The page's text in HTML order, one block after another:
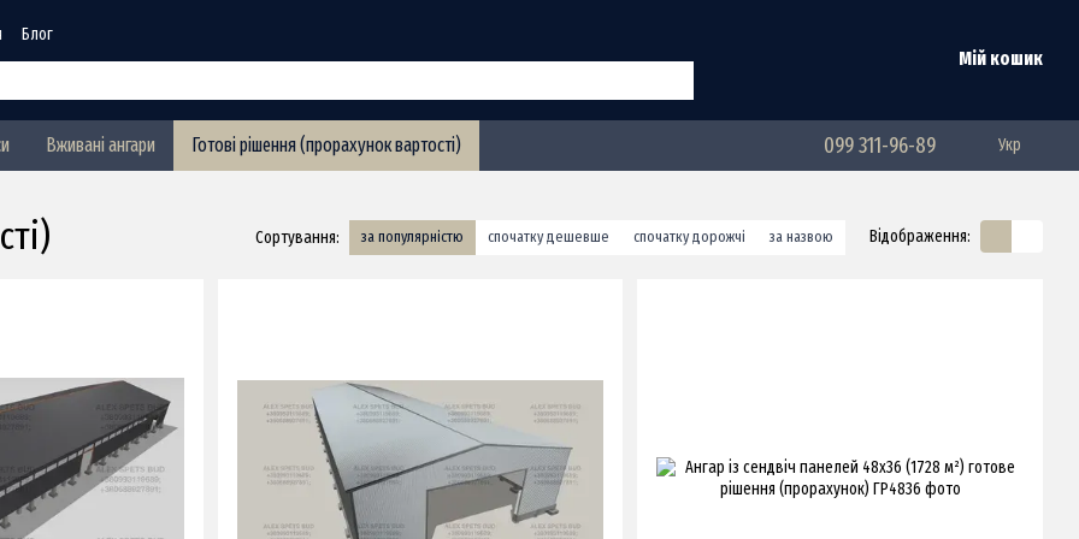
Блог
Мій кошик
Вживані ангари Готові рішення (прорахунок вартості) 099 311-96-89 Укр
Сортування: за популярністю спочатку дешевше спочатку дорожчі за назвою Відображення: